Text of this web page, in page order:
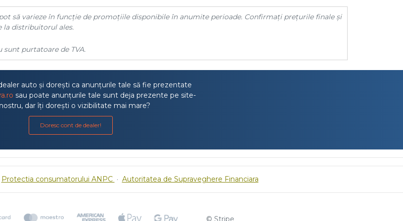
să varieze în funcție de promoțiile disponibile în anumite perioade. Confirmați prețurile finale și
la distribuitorul ales.
purtatoare de TVA.
auto și dorești ca anunțurile tale să fie prezentate
sau poate anunțurile tale sunt deja prezente pe site-
dar îți dorești o vizibilitate mai mare?
Doresc cont de dealer!
Protectia consumatorului ANPC · Autoritatea de Supraveghere Financiara
© Stripe